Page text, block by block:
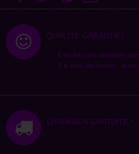
QUALITÉ GARANTIE!
Les bijoux vendus
En cas de souci,
LIVRAISON GRATUITE *